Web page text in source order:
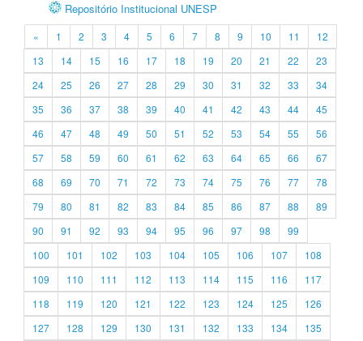
Repositório Institucional UNESP
« 1 2 3 4 5 6 7 8 9 10 11
12
13
14 15 16 17 18 19 20 21 22
23
24
25 26 27 28 29 30 31 32 33
34
35
36 37 38 39 40 41 42 43 44
45
46
47 48 49 50 51 52 53 54 55
56
57
58 59 60 61 62 63 64 65 66
67
68
69 70 71 72 73 74 75 76 77
78
79
80 81 82 83 84 85 86 87 88
89
90
91 92 93 94 95 96 97 98
99
100
101 102 103 104 105 106 107
108
109
110 111 112 113 114 115 116
117
118
119 120 121 122 123 124 125
126
127
128 129 130 131 132 133 134
135